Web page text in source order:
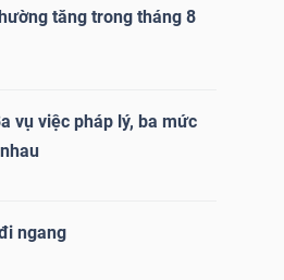
tăng trong tháng 8
vụ việc pháp lý, ba mức
ngang